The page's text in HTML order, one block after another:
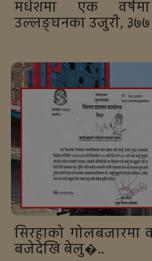
मधेशमा एक
उल्लङ्घनका उजुरी,
सिरहाको गोलबजारमा
बजेदेखि बेलु�..